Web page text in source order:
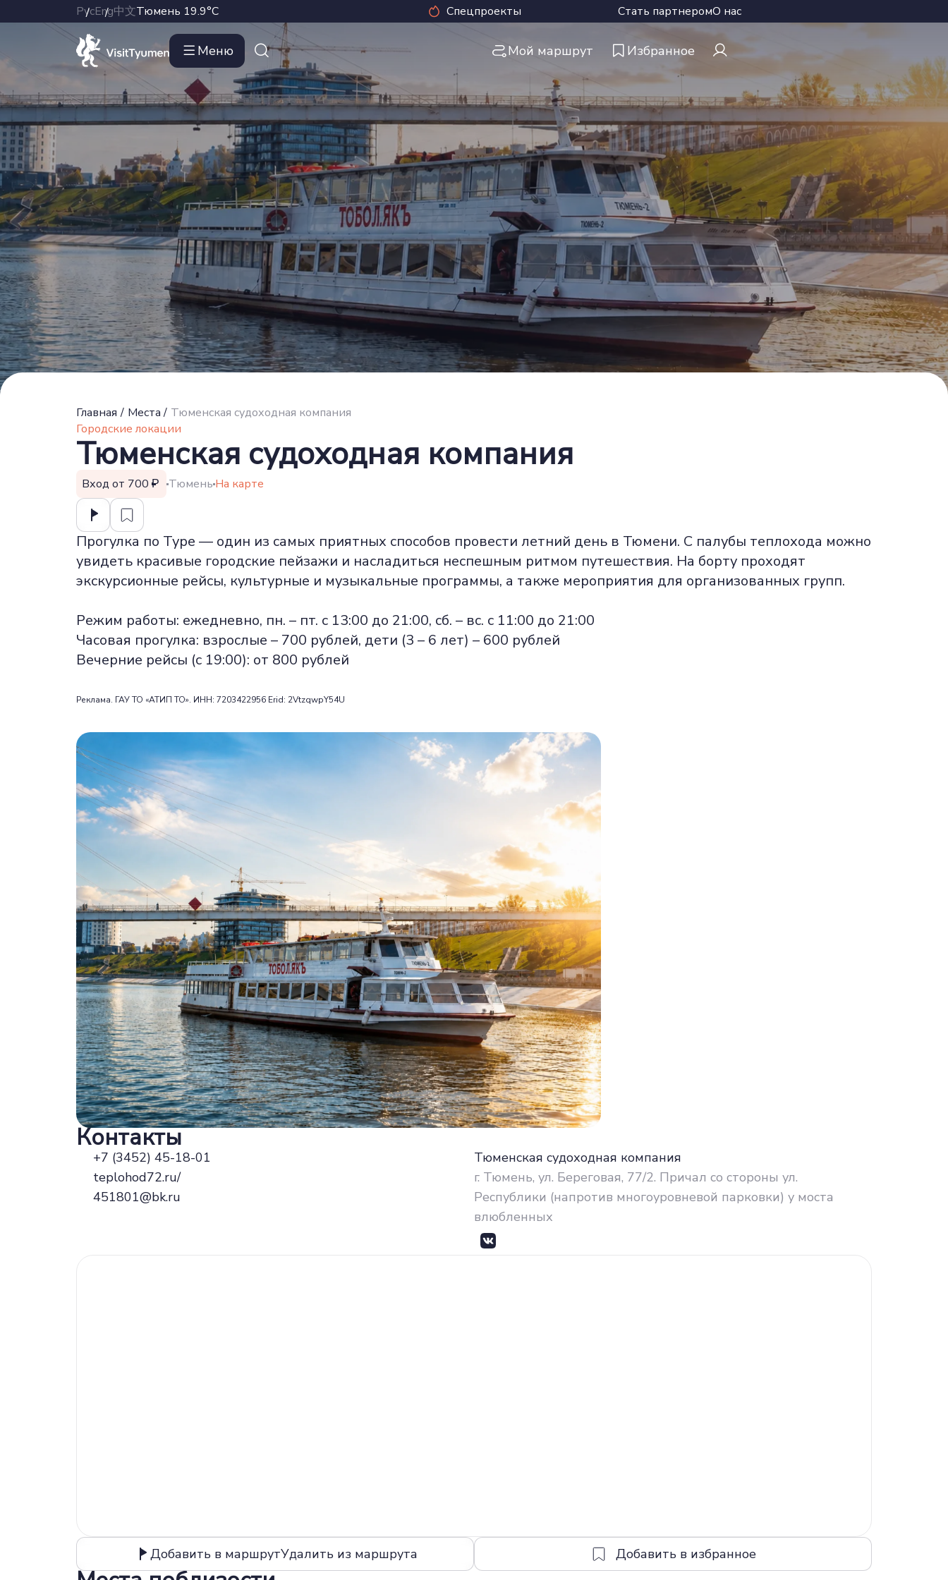
РусEng中文Тюмень 19.9°C Спецпроекты Стать партнеромО нас
Меню Мой маршрут Избранное
Главная / Места / Тюменская судоходная компания
Городские локации
Тюменская судоходная компания
Вход от 700 ТюменьНа карте
Прогулка по Туре — один из самых приятных способов провести летний день в Тюмени. С палубы теплохода можно
увидеть красивые городские пейзажи и насладиться неспешным ритмом путешествия. На борту проходят
экскурсионные рейсы, культурные и музыкальные программы, а также мероприятия для организованных групп.
Режим работы: ежедневно, пн. – пт. с 13:00 до 21:00, сб. – вс. с 11:00 до 21:00
Часовая прогулка: взрослые – 700 рублей, дети (3 – 6 лет) – 600 рублей
Вечерние рейсы (с 19:00): от 800 рублей
Реклама. ГАУ ТО «АТИП ТО». ИНН: 7203422956 Erid: 2VtzqwpY54U
Контакты
+7 (3452) 45-18-01
teplohod72.ru/
451801@bk.ru
Тюменская судоходная компания
г. Тюмень, ул. Береговая, 77/2. Причал со стороны ул.
Республики (напротив многоуровневой парковки) у моста
влюбленных
Добавить в маршрутУдалить из маршрута